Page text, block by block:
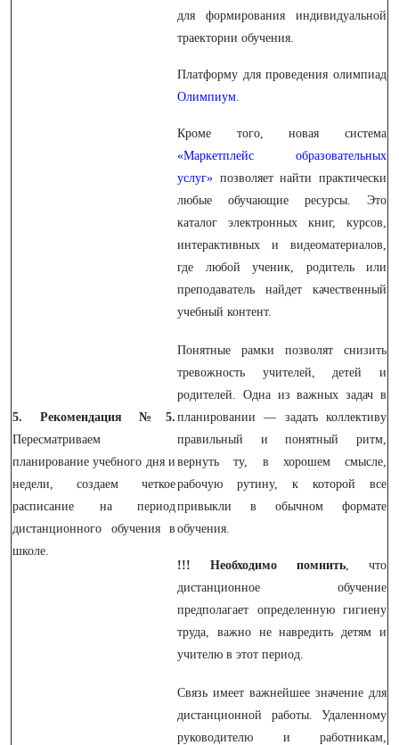
для формирования индивидуальной
траектории обучения.
Платформу для проведения олимпиад
Олимпиум.
Кроме того, новая система
«Маркетплейс образовательных
услуг» позволяет найти практически
любые обучающие ресурсы. Это
каталог электронных книг, курсов,
интерактивных и видеоматериалов,
где любой ученик, родитель или
преподаватель найдет качественный
учебный контент.
5. Рекомендация №5.
Пересматриваем
планирование учебного дня и
недели, создаем четкое
расписание на период
дистанционного обучения в
школе.
Понятные рамки позволят снизить
тревожность учителей, детей и
родителей. Одна из важных задач в
планировании — задать коллективу
правильный и понятный ритм,
вернуть ту, в хорошем смысле,
рабочую рутину, к которой все
привыкли в обычном формате
обучения.
!!! Необходимо помнить, что
дистанционное обучение
предполагает определенную гигиену
труда, важно не навредить детям и
учителю в этот период.
Связь имеет важнейшее значение для
дистанционной работы. Удаленному
руководителю и работникам,